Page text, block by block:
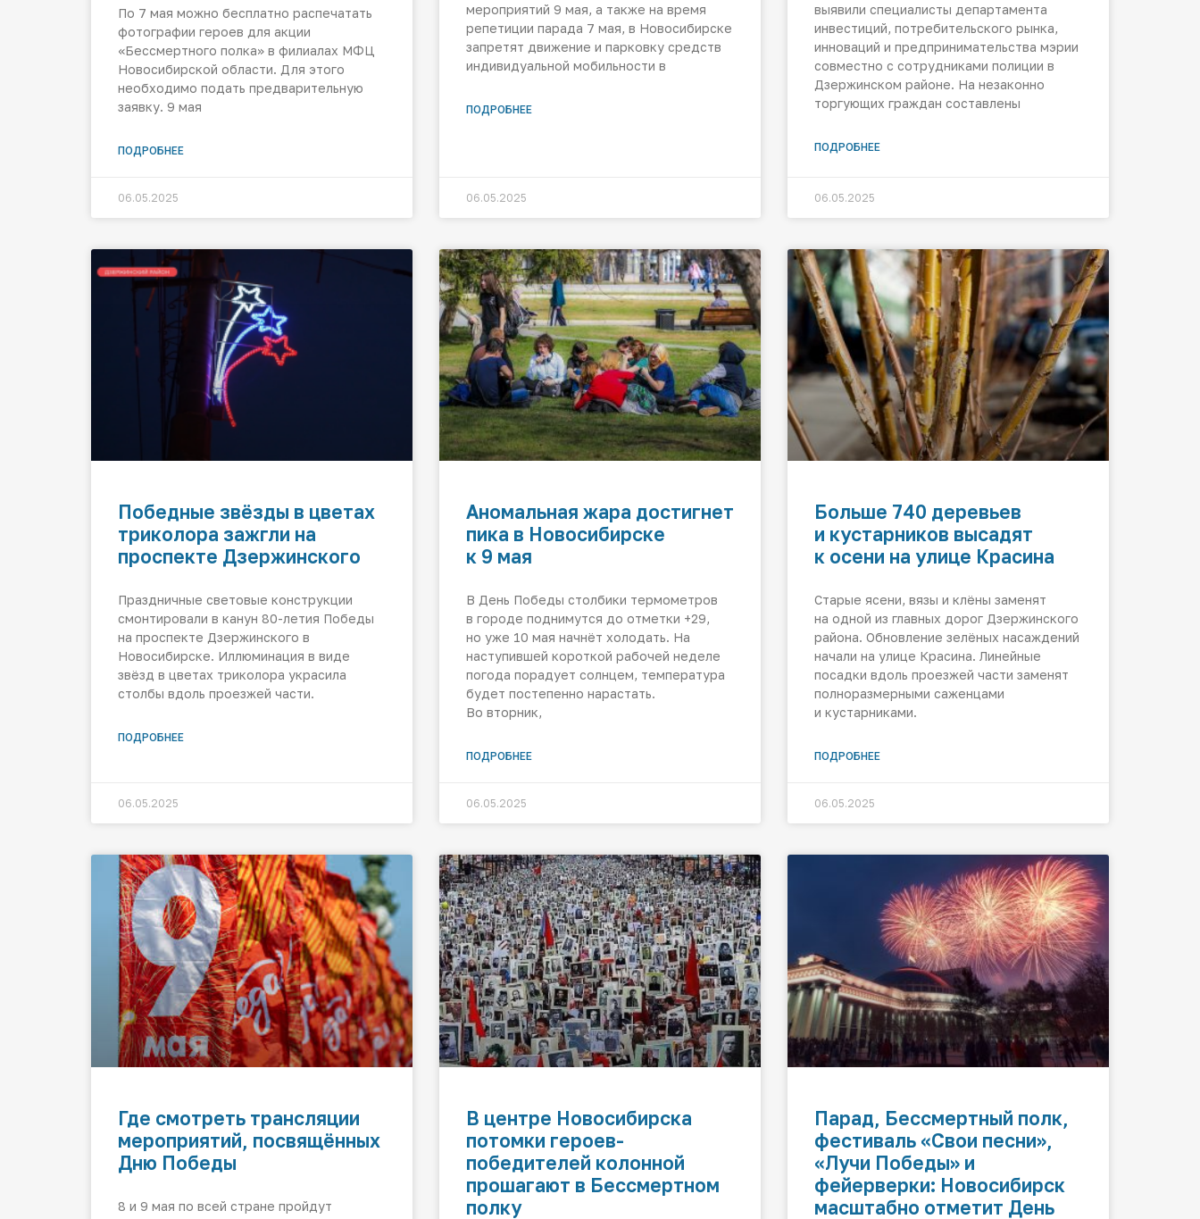
По 7 мая можно бесплатно распечатать
фотографии героев для акции
«Бессмертного полка» в филиалах МФЦ
Новосибирской области. Для этого
необходимо подать предварительную
заявку. 9 мая
ПОДРОБНЕЕ
06.05.2025
мероприятий 9 мая, а также на время
репетиции парада 7 мая, в Новосибирске
запретят движение и парковку средств
индивидуальной мобильности в
ПОДРОБНЕЕ
06.05.2025
выявили специалисты департамента
инвестиций, потребительского рынка,
инноваций и предпринимательства мэрии
совместно с сотрудниками полиции в
Дзержинском районе. На незаконно
торгующих граждан составлены
ПОДРОБНЕЕ
06.05.2025
Победные звёзды в цветах
триколора зажгли на
проспекте Дзержинского
Праздничные световые конструкции
смонтировали в канун 80-летия Победы
на проспекте Дзержинского в
Новосибирске. Иллюминация в виде
звёзд в цветах триколора украсила
столбы вдоль проезжей части.
ПОДРОБНЕЕ
06.05.2025
Аномальная жара достигнет
пика в Новосибирске
к 9 мая
В День Победы столбики термометров
в городе поднимутся до отметки +29,
но уже 10 мая начнёт холодать. На
наступившей короткой рабочей неделе
погода порадует солнцем, температура
будет постепенно нарастать.
Во вторник,
ПОДРОБНЕЕ
06.05.2025
Больше 740 деревьев
и кустарников высадят
к осени на улице Красина
Старые ясени, вязы и клёны заменят
на одной из главных дорог Дзержинского
района. Обновление зелёных насаждений
начали на улице Красина. Линейные
посадки вдоль проезжей части заменят
полноразмерными саженцами
и кустарниками.
ПОДРОБНЕЕ
06.05.2025
Где смотреть трансляции
мероприятий, посвящённых
Дню Победы
8 и 9 мая по всей стране пройдут
В центре Новосибирска
потомки героев-
победителей колонной
прошагают в Бессмертном
полку
Парад, Бессмертный полк,
фестиваль «Свои песни»,
«Лучи Победы» и
фейерверки: Новосибирск
масштабно отметит День